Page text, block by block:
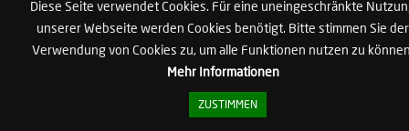
Diese Seite verwendet Cookies. Für eine uneingeschränkte
unserer Webseite werden Cookies benötigt. Bitte stimmen Sie der
Verwendung von Cookies zu, um alle Funktionen nutzen zu
Mehr Informationen
ZUSTIMMEN
Geräte zum Ausleihen
Zytostatika
uns ab